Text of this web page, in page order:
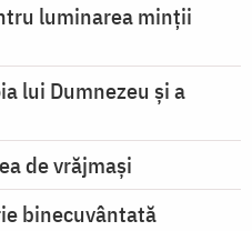
luminarea minţii
lui Dumnezeu şi a
de vrăjmași
binecuvântată